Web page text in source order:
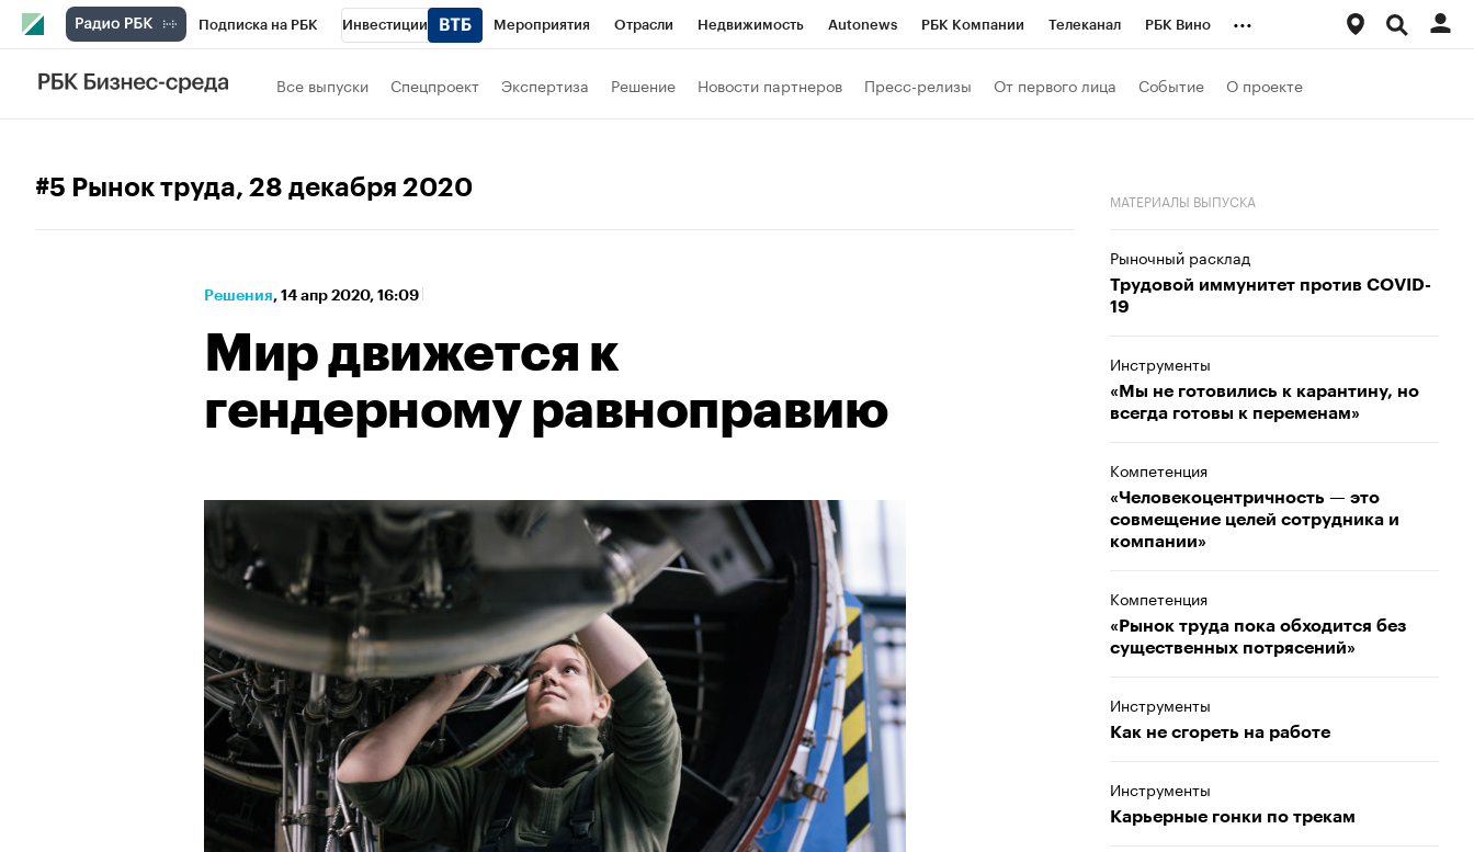
Подписка на РБК Инвестиции Мероприятия Отрасли Недвижимость Autonews РБК Компании Телеканал РБК Вино
Спорт
Конференции СПб
...
Все выпуски Спецпроект Экспертиза Решение Новости партнеров Пресс-релизы От первого лица Событие О проекте
#5 Рынок труда, 28 декабря 2020
Решения⁠, 14 апр 2020, 16:09
Мир движется к
гендерному равноправию
МАТЕРИАЛЫ ВЫПУСКА
Рыночный расклад
Трудовой иммунитет против COVID-
19
Инструменты
«Мы не готовились к карантину, но
всегда готовы к переменам»
Компетенция
«Человекоцентричность — это
совмещение целей сотрудника и
компании»
Компетенция
«Рынок труда пока обходится без
существенных потрясений»
Инструменты
Как не сгореть на работе
Инструменты
Карьерные гонки по трекам